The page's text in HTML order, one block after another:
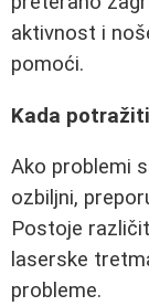
aktivnost i
pomoći.
Kada
Ako problemi
ozbiljni,
Postoje
laserske
probleme.